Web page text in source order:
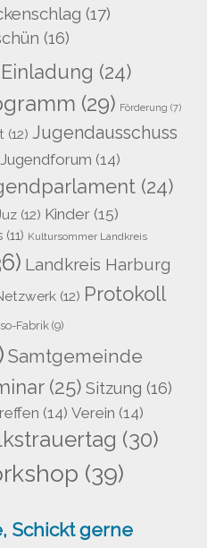
(17)
(16)
Einladung (24)
(29) Förderung (7)
(12) Jugendausschuss
Jugendforum (14)
(24)
(12) Kinder (15)
(11) Kultursommer Landkreis
Landkreis Harburg
(12) Protokoll
Fabrik(9)
Samtgemeinde
(25) Sitzung (16)
(14) Verein (14)
(30)
(39)
Schickt gerne